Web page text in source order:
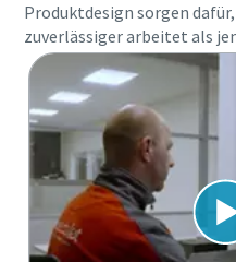
Produktdesign sorgen
zuverlässiger arbeitet als